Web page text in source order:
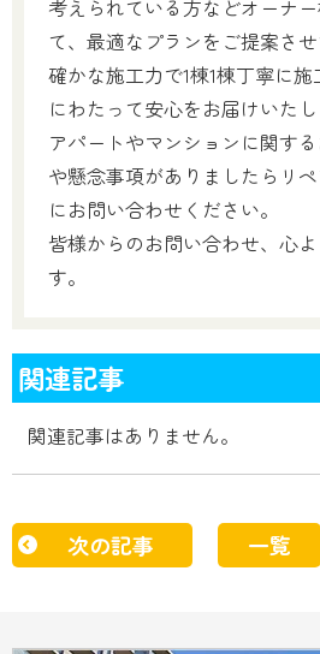
考えられている方などオーナ
て、最適なプランをご提案させ
確かな施工力で1棟1棟丁寧に
にわたって安心をお届けいたし
アパートやマンションに関す
や懸念事項がありましたらリ
にお問い合わせください。
皆様からのお問い合わせ、心
す。
関連記事
関連記事はありません。
次の記事 一覧